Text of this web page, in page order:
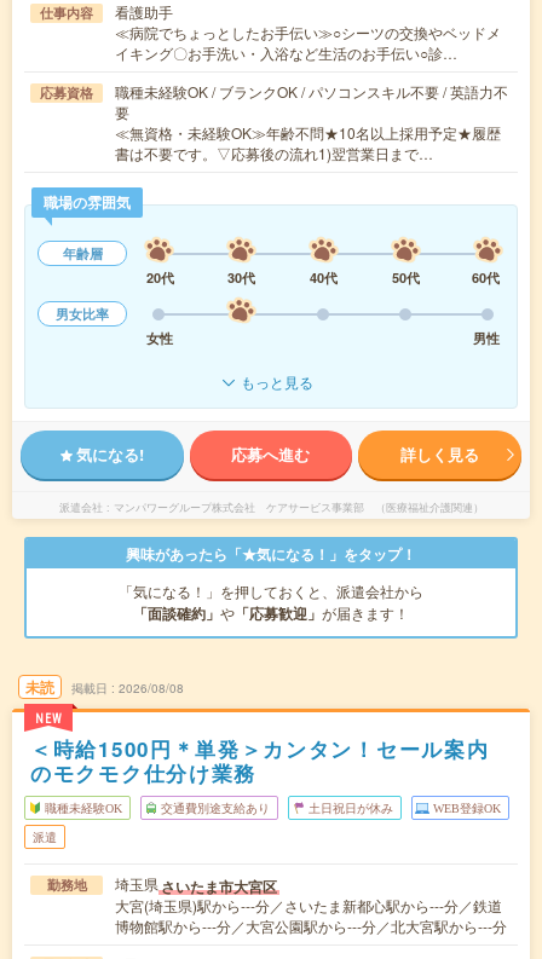
仕事内容
看護助手
≪病院でちょっとしたお手伝い≫○シーツの交換やベッドメ
イキング〇お手洗い・入浴など生活のお手伝い○診…
応募資格
職種未経験OK / ブランクOK / パソコンスキル不要 / 英語力不
要
≪無資格・未経験OK≫年齢不問★10名以上採用予定★履歴
書は不要です。▽応募後の流れ1)翌営業日まで…
職場の雰囲気
年齢層
20代
30代 40代 50代
60代
男女比率
女性
男性
もっと見る
気になる! 応募へ進む 詳しく見る
派遣会社 マンパワーグループ株式会社 ケアサービス事業部 （医療福祉介護関連）
興味があったら「★気になる！」をタップ！
「気になる！」を押しておくと、派遣会社から
「面談確約」 や 「応募歓迎」 が届きます！
未読
NEW
掲載日 2026/08/08
＜時給1500円＊単発＞カンタン！セール案内
のモクモク仕分け業務
職種未経験OK 交通費別途支給あり 土日祝日が休み WEB登録OK
派遣
勤務地 埼玉県さいたま市大宮区
大宮(埼玉県)駅から---分／さいたま新都心駅から---分／鉄道
博物館駅から---分／大宮公園駅から---分／北大宮駅から---分